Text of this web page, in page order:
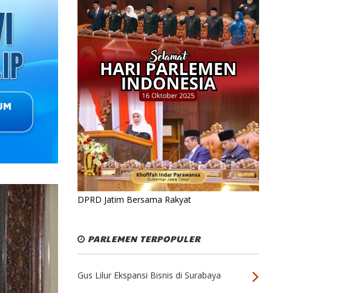
DPRD Jatim Bersama Rakyat
PARLEMEN TERPOPULER
Gus Lilur Ekspansi Bisnis di Surabaya